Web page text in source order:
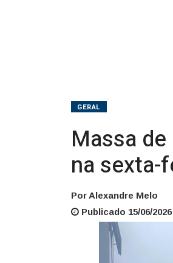
GERAL
Massa
na sexta-
Por Alexandre Melo
Publicado 15/06/